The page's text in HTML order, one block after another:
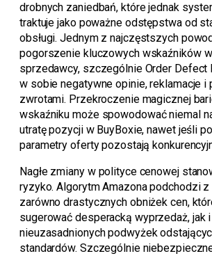
drobnych zaniedbań, które jednak
traktuje jako poważne odstępstwa od
obsługi. Jednym z najczęstszych
pogorszenie kluczowych wskaźników
sprzedawcy, szczególnie Order Defect
w sobie negatywne opinie, reklamacje i
zwrotami. Przekroczenie magicznej
wskaźniku może spowodować niemal
utratę pozycji w BuyBoxie, nawet jeśli
parametry oferty pozostają
Nagłe zmiany w polityce cenowej
ryzyko. Algorytm Amazona podchodzi
zarówno drastycznych obniżek cen,
sugerować desperacką wyprzedaż, jak i
nieuzasadnionych podwyżek
standardów. Szczególnie